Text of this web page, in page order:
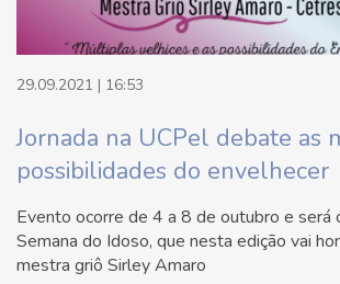
29.09.2021 | 16:53
Jornada na UCPel debate as
possibilidades do envelhecer
Evento ocorre de 4 a 8 de outubro e será
Semana do Idoso, que nesta edição vai
mestra griô Sirley Amaro